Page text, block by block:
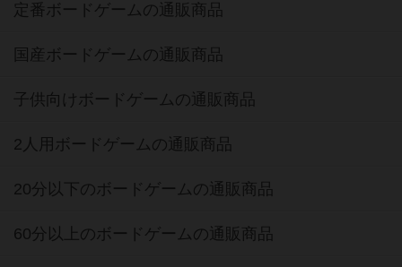
定番ボードゲームの通販商品
国産ボードゲームの通販商品
子供向けボードゲームの通販商品
2人用ボードゲームの通販商品
20分以下のボードゲームの通販商品
60分以上のボードゲームの通販商品